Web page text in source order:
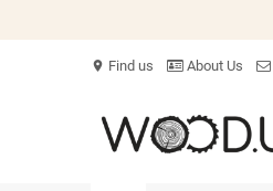
location_on Find us About Us